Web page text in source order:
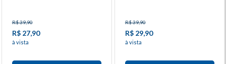
R$ 39,90
R$ 27,90
à vista
R$ 39,90
R$ 29,90
à vista